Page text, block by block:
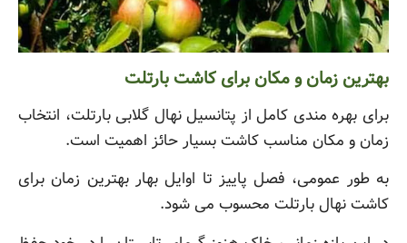
بهترین زمان و مکان برای کاشت بارتلت
برای بهره مندی کامل از پتانسیل نهال گلابی بارتلت، انتخاب
زمان و مکان مناسب کاشت بسیار حائز اهمیت است.
به طور عمومی، فصل پاییز تا اوایل بهار بهترین زمان برای
کاشت نهال بارتلت محسوب می شود.